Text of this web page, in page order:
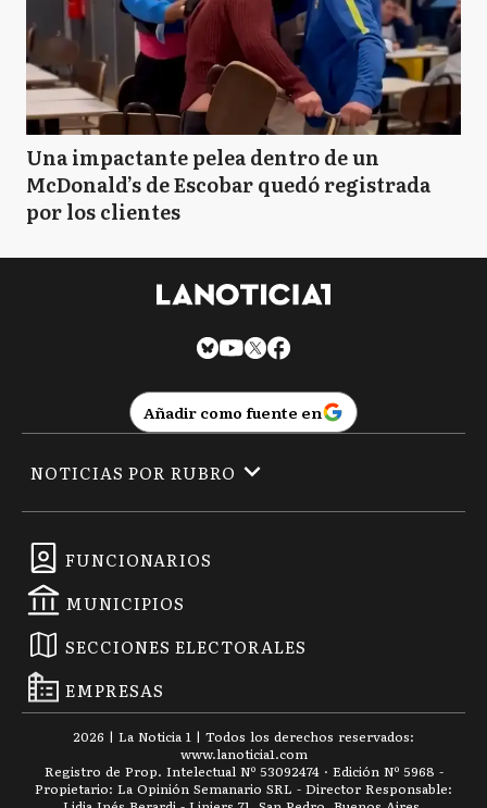
Una impactante pelea dentro de un
McDonald’s de Escobar quedó registrada
por los clientes
Añadir como fuente en
FUNCIONARIOS
MUNICIPIOS
SECCIONES ELECTORALES
EMPRESAS
NOTICIAS POR RUBRO
2026 | La Noticia 1 | Todos los derechos reservados:
www.lanoticia1.com
Registro de Prop. Intelectual Nº 53092474 · Edición Nº 5968 -
Propietario: La Opinión Semanario SRL - Director Responsable: